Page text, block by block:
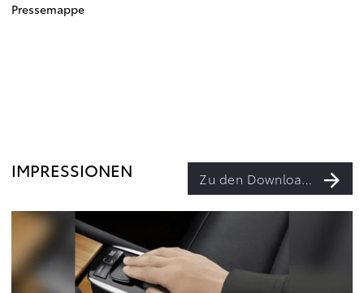
Pressemappe
IMPRESSIONEN Zu den Downloads